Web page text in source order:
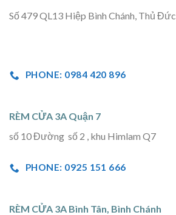
Số 479 QL13 Hiệp Bình Chánh, Thủ Đức
PHONE: 0984 420 896
RÈM CỬA 3A Quận 7
số 10 Đường số 2 , khu Himlam Q7
PHONE: 0925 151 666
RÈM CỬA 3A Bình Tân, Bình Chánh